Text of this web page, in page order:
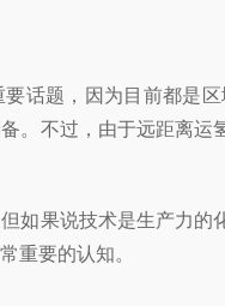
话题，因为目前都是
。 不过，由于远距离运
如果说技术是生产力
重要的认知。